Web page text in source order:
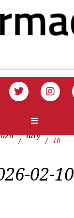
/ luty / 10
02-10